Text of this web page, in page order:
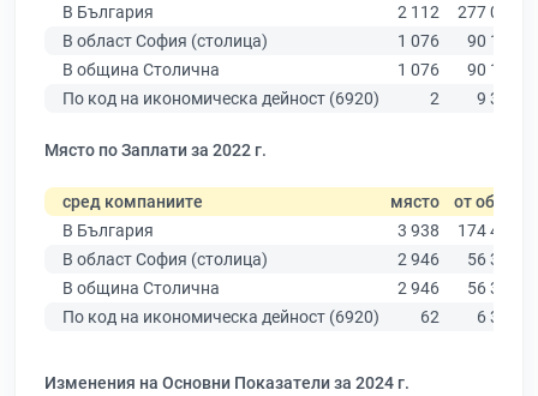
В България
2 112
277 019
В област София (столица)
1 076
90 178
В община Столична
1 076
90 178
По код на икономическа дейност (6920)
2 9 320
Място по Заплати за 2022 г.
сред компаниите място от общо
В България
3 938
174 403
В област София (столица)
2 946
56 378
В община Столична
2 946
56 378
По код на икономическа дейност (6920)
62 6 379
Изменения на Основни Показатели за 2024 г.